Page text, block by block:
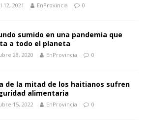
12, 2021 EnProvincia 0
sumido en una pandemia que
a todo el planeta
28, 2020 EnProvincia 0
de la mitad de los haitianos sufren
alimentaria
15, 2022 EnProvincia 0